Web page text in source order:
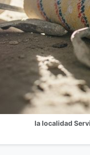
la localidad